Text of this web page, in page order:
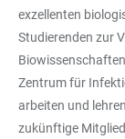
exzellenten
Studierenden zur
Zentrum für
arbeiten und
zukünftige